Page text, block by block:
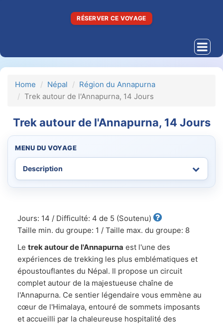
RÉSERVER CE VOYAGE
Home Népal
Région du Annapurna
Trek autour de l'Annapurna, 14 Jours
Trek autour de l'Annapurna, 14 Jours
MENU DU VOYAGE
Jours: 14 / Difficulté: 4 de 5 (Soutenu)
Taille min. du groupe: 1 / Taille max. du groupe: 8
Le trek autour de l'Annapurna est l'une des
expériences de trekking les plus emblématiques et
époustouflantes du Népal. Il propose un circuit
complet autour de la majestueuse chaîne de
l'Annapurna. Ce sentier légendaire vous emmène au
cœur de l'Himalaya, entouré de sommets imposants
et accueilli par la chaleureuse hospitalité des